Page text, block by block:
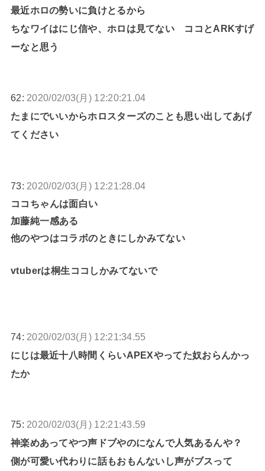
最近ホロの勢いに負けとるから
ちなワイはにじ信や、ホロは見てない ココとARKすげ
ーなと思う
62: 2020/02/03(月) 12:20:21.04
たまにでいいからホロスターズのことも思い出してあげ
てください
73: 2020/02/03(月) 12:21:28.04
ココちゃんは面白い
加藤純一感ある
他のやつはコラボのときにしかみてない
vtuberは桐生ココしかみてないで
74: 2020/02/03(月) 12:21:34.55
にじは最近十八時間くらいAPEXやってた奴おらんかっ
たか
75: 2020/02/03(月) 12:21:43.59
神楽めあってやつ声ドブやのになんで人気あるんや？
側が可愛い代わりに話もおもんないし声がブスって